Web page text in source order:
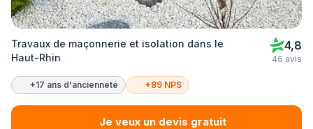
Travaux de maçonnerie et isolation dans le
Haut-Rhin
4,8
46 avis
+17 ans d'ancienneté +89 NPS
Je veux un devis gratuit